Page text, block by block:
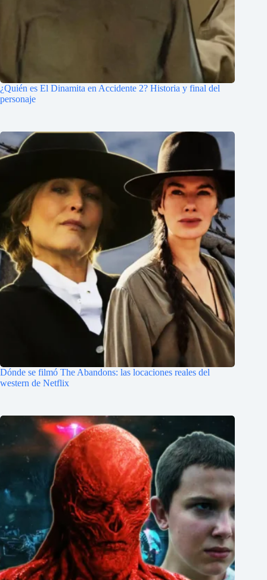
¿Quién es El Dinamita en Accidente 2? Historia y final del
personaje
Dónde se filmó The Abandons: las locaciones reales del
western de Netflix